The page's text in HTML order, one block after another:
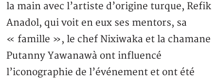
la main avec l’artiste d’origine turque, Refik
Anadol, qui voit en eux ses mentors, sa
« famille », le chef Nixiwaka et la chamane
Putanny Yawanawà ont influencé
l’iconographie de l’événement et ont été